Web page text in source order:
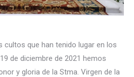
cultos que han tenido lugar en los
de diciembre de 2021 hemos
y gloria de la Stma. Virgen de la